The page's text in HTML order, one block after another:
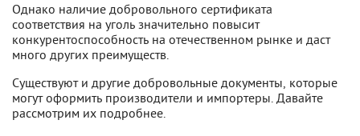
Однако наличие добровольного сертификата
соответствия на уголь значительно повысит
конкурентоспособность на отечественном рынке и даст
много других преимуществ.
Существуют и другие добровольные документы, которые
могут оформить производители и импортеры. Давайте
рассмотрим их подробнее.